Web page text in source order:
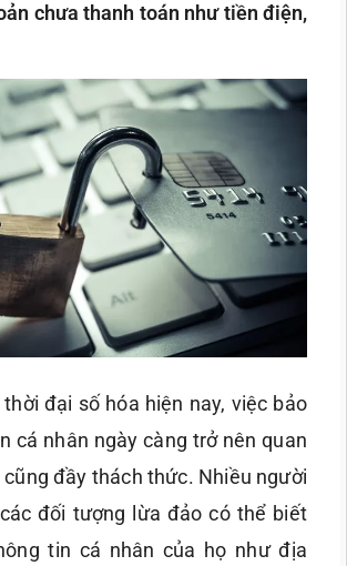
chưa thanh toán như tiền điện,
đại số hóa hiện nay, việc bảo
cá nhân ngày càng trở nên quan
đầy thách thức. Nhiều người
đối tượng lừa đảo có thể biết
tin cá nhân của họ như địa